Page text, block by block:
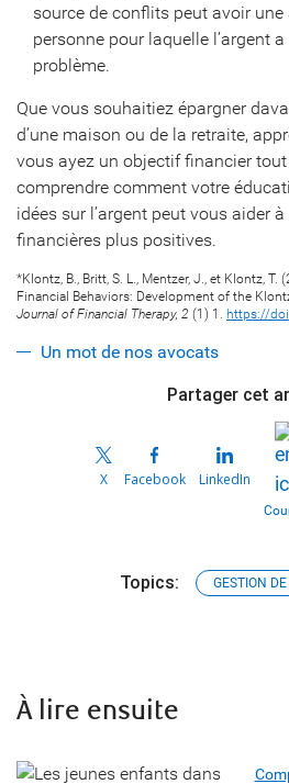
source de conflits peut avoir une
personne pour laquelle l’argent
problème.
Que vous souhaitiez épargner
d’une maison ou de la retraite,
vous ayez un objectif financier
comprendre comment votre
idées sur l’argent peut vous aider
financières plus positives.
*Klontz, B., Britt, S. L., Mentzer, J., et Klontz, T.
Financial Behaviors: Development of the
Journal of Financial Therapy, 2 (1) 1. https://
Un mot de nos avocats
Partager cet
X Facebook LinkedIn
Topics: GESTION DE
À lire ensuite